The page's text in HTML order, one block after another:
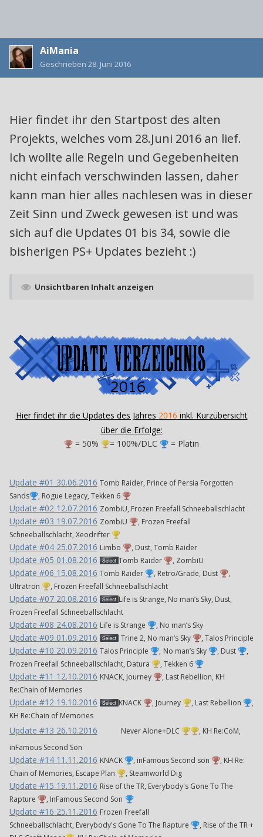
AiMania
Geschrieben 28. Juni 2016
Hier findet ihr den Startpost des alten
Projekts, welches vom 28.Juni 2016 an lief.
Ich wollte alle Regeln und Gegebenheiten
nicht einfach verschwinden lassen, daher
kann man hier alles nachlesen was in dieser
Zeit Sinn und Zweck gewesen ist und was
sich auf die Updates 01 bis 34, sowie die
bisherigen PS+ Updates bezieht :)
Unsichtbaren Inhalt anzeigen
Hier findet ihr die Updates des Jahres 2016 inkl. Kurzübersicht
über die Erfo lge :
= 50%
= 100%/DLC = Platin
Update #01 30.06.2016 Tomb Raider, Prince of Persia Forgotten
Sands
, Rogue Legacy, Tekken 6
Update #02 12.07.2016 ZombiU, Frozen Freefall Schneeballschlacht
Update #03 19.07.2016 ZombiU
, Frozen Freefall
Schneeballschlacht, Xeodrifter
Update #04 25.07.2016 Limbo , Dust, Tomb Raider
Update #05 01.08.2016 Tomb Raider , ZombiU
Update #06 15.08.2016 Tomb Raider , Retro/Grade, Dust
,
Ultratron
, Frozen Freefall Schneeballschlacht
Update #07 20.08.2016
Life is Strange, No man’s Sky, Dust,
Frozen Freefall Schneeballschlacht
Update #08 24.08.2016 Life is Strange , No man’s Sky
Update #09 01.09.2016 Trine 2, No man’s Sky , Talos Principle
Update #10 20.09.2016 Talos Principle , No man’s Sky , Dust
,
Frozen Freefall Schneeballschlacht, Datura
, Tekken 6
Update #11 12.10.2016 KNACK, Journey
, Last Rebellion, KH
Re:Chain of Memories
Update #12 19.10.2016 KNACK , Journey , Last Rebellion
,
KH Re:Chain of Memories
Update #13 26.10.2016 Never Alone+DLC
, KH Re:CoM,
inFamous Second Son
Update #14 11.11.2016 KNACK , inFamous Second son
, KH Re:
Chain of Memories, Escape Plan
, Steamworld Dig
Update #15 19.11.2016 Rise of the TR, Everybody's Gone To The
Rapture
, InFamous Second Son
Update #16 25.11.2016 Frozen Freefall
Schneeballschlacht, Everybody's Gone To The Rapture
, Rise of the TR +